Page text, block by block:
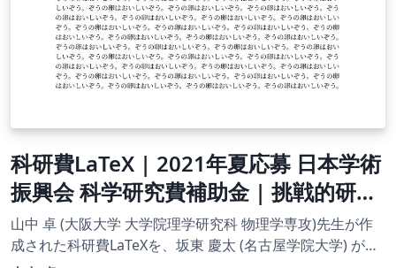
科研費LaTeX | 2021年夏応募 日本学術
振興会 科学研究費補助金 | 挑戦的研究
(開拓)概要 | 2021.08.03
山中 卓 (大阪大学 大学院理学研究科 物理学専攻)先生が作
成された科研費LaTeXを、坂東 慶太 (名古屋学院大学) が了